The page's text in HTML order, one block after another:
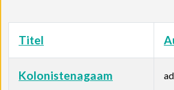
Titel
Kolonistenagaam